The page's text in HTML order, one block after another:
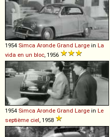
1954 Simca Aronde Grand Large in La
vida en un bloc, 1956
1954 Simca Aronde Grand Large in Le
septième ciel, 1958